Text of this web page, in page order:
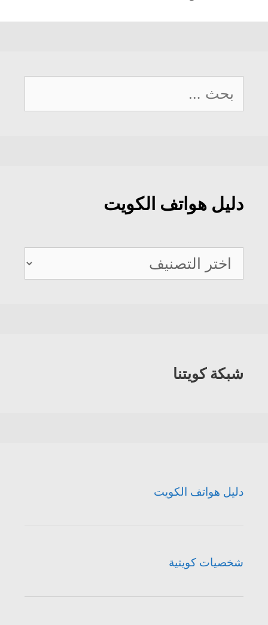
عن:
دليل هواتف الكويت
دليل
هواتف
شبكة كويتنا
دليل هواتف الكويت
شخصيات كويتية